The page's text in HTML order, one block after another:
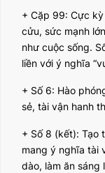
+ Cặp 99: Cực
cửu, sức mạnh
như cuộc sống.
liền với ý nghĩa
+ Số 6: Hào
sẻ, tài vận hanh
+ Số 8 (kết): Tạo
mang ý nghĩa tài
dào, làm ăn sáng